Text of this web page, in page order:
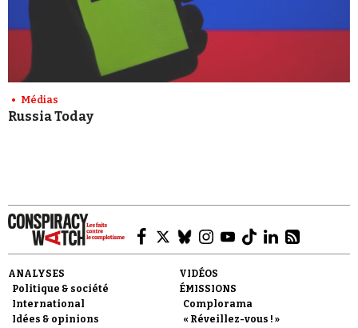
Médias
Russia Today
ANALYSES
Politique & société
International
Idées & opinions
VIDÉOS
ÉMISSIONS
Complorama
« Réveillez-vous ! »